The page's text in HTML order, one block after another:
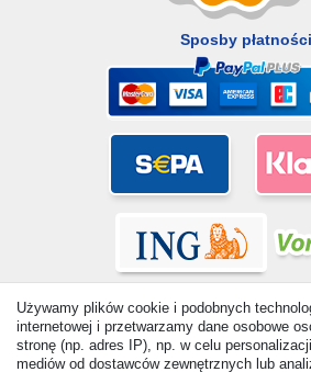
Sposby płatności
Używamy plików cookie i podobnych
internetowej i przetwarzamy dane osobowe
stronę (np. adres IP), np. w celu
mediów od dostawców zewnętrznych lub